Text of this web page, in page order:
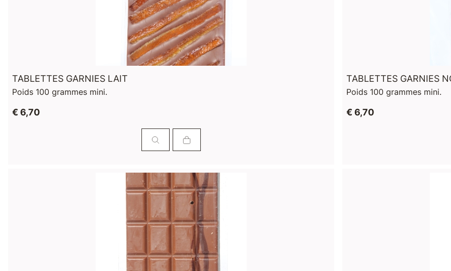
TABLETTES GARNIES LAIT
Poids 100 grammes mini.
€ 6,70
TABLETTES GARNIES
Poids 100 grammes mini.
€ 6,70